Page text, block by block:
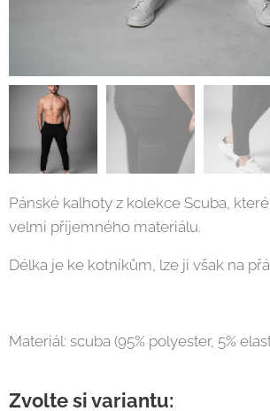
Pánské kalhoty z kolekce Scuba,
velmi příjemného materiálu.
Délka je ke kotníkům, lze ji však na
Materiál: scuba (95% polyester, 5%
Zvolte si variantu: